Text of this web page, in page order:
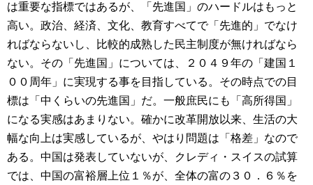
は重要な指標ではあるが、「先進国」のハードルはもっと
高い。政治、経済、文化、教育すべてで「先進的」でなけ
ればならないし、比較的成熟した民主制度が無ければなら
ない。その「先進国」については、２０４９年の「建国１
００周年」に実現する事を目指している。その時点での目
標は「中くらいの先進国」だ。一般庶民にも「高所得国」
になる実感はあまりない。確かに改革開放以来、生活の大
幅な向上は実感しているが、やはり問題は「格差」なので
ある。中国は発表していないが、クレディ・スイスの試算
では、中国の富裕層上位１％が、全体の富の３０．６％を